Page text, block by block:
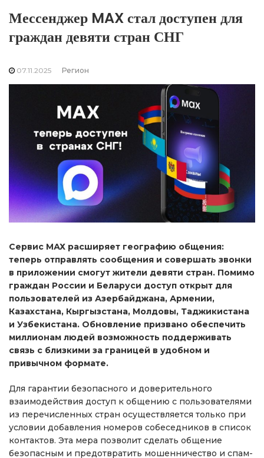
Мессенджер MAX стал доступен для
граждан девяти стран СНГ
07.11.2025 Регион
Сервис МАХ расширяет географию общения:
теперь отправлять сообщения и совершать звонки
в приложении смогут жители девяти стран. Помимо
граждан России и Беларуси доступ открыт для
пользователей из Азербайджана, Армении,
Казахстана, Кыргызстана, Молдовы, Таджикистана
и Узбекистана. Обновление призвано обеспечить
миллионам людей возможность поддерживать
связь с близкими за границей в удобном и
привычном формате.
Для гарантии безопасного и доверительного
взаимодействия доступ к общению с пользователями
из перечисленных стран осуществляется только при
условии добавления номеров собеседников в список
контактов. Эта мера позволит сделать общение
безопасным и предотвратить мошенничество и спам-